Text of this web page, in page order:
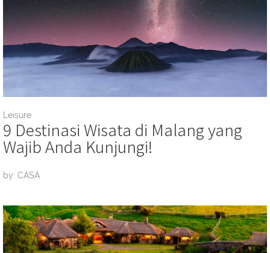
Leisure
9 Destinasi Wisata di Malang yang
Wajib Anda Kunjungi!
by: CASA